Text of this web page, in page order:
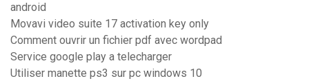
android
Movavi video suite 17 activation key only
Comment ouvrir un fichier pdf avec wordpad
Service google play a telecharger
Utiliser manette ps3 sur pc windows 10